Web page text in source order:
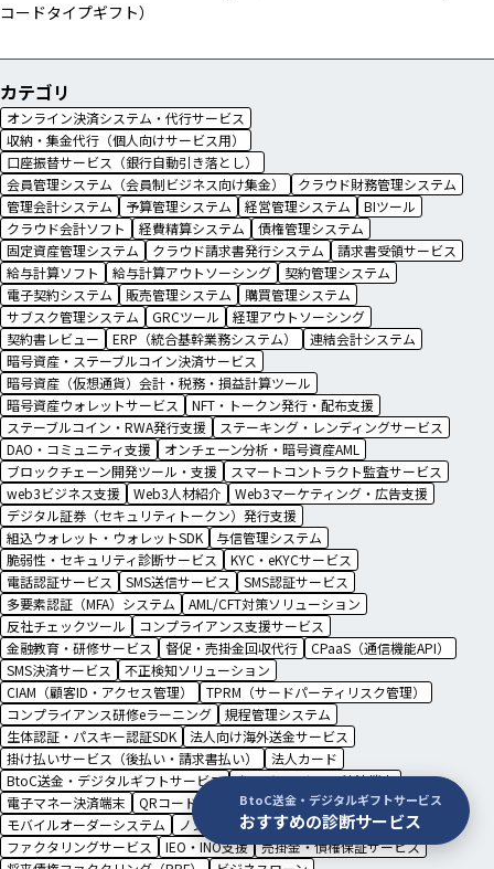
コードタイプギフト）
BtoC送金・デジタルギフトサービス
おすすめの診断サービス
カテゴリ
オンライン決済システム・代行サービス
収納・集金代行（個人向けサービス用）
口座振替サービス（銀行自動引き落とし）
会員管理システム（会員制ビジネス向け集金）
クラウド財務管理システム
管理会計システム
予算管理システム 経営管理システム
BIツール
クラウド会計ソフト
経費精算システム
債権管理システム
固定資産管理システム
クラウド請求書発行システム
請求書受領サービス
給与計算ソフト
給与計算アウトソーシング
契約管理システム
電子契約システム
販売管理システム
購買管理システム
サブスク管理システム
GRCツール
経理アウトソーシング
契約書レビュー
ERP（統合基幹業務システム）
連結会計システム
暗号資産・ステーブルコイン決済サービス
暗号資産（仮想通貨）会計・税務・損益計算ツール
暗号資産ウォレットサービス
NFT・トークン発行・配布支援
ステーブルコイン・RWA発行支援
ステーキング・レンディングサービス
DAO・コミュニティ支援
オンチェーン分析・暗号資産AML
ブロックチェーン開発ツール・支援
スマートコントラクト監査サービス
web3ビジネス支援
Web3人材紹介
Web3マーケティング・広告支援
デジタル証券（セキュリティトークン）発行支援
組込ウォレット・ウォレットSDK
与信管理システム
脆弱性・セキュリティ診断サービス
KYC・eKYCサービス
電話認証サービス
SMS送信サービス
SMS認証サービス
多要素認証（MFA）システム
AML/CFT対策ソリューション
反社チェックツール
コンプライアンス支援サービス
金融教育・研修サービス
督促・売掛金回収代行
CPaaS（通信機能API）
SMS決済サービス
不正検知ソリューション
CIAM（顧客ID・アクセス管理）
TPRM（サードパーティリスク管理）
コンプライアンス研修eラーニング
規程管理システム
生体認証・パスキー認証SDK
法人向け海外送金サービス
掛け払いサービス（後払い・請求書払い）
法人カード
BtoC送金・デジタルギフトサービス
クレジットカード決済端末
電子マネー決済端末
QRコード決済端末
POSシステム・POSレジ
モバイルオーダーシステム
ノンバンク融資・カードローン
ファクタリングサービス
IEO・INO支援
売掛金・債権保証サービス